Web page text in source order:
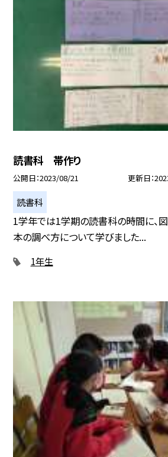
読書科 帯作り
公開日 2023/08/21 更新日
読書科
1学年では1学期の読書科の時間に、
本の調べ方について学びました...
1年生